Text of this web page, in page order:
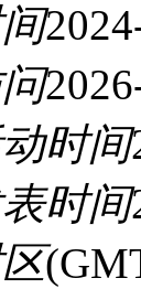
动时间
表时间